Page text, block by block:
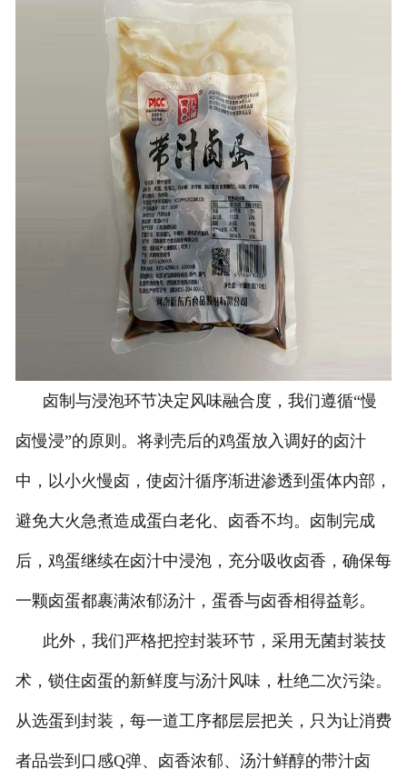
卤制与浸泡环节决定风味融合度，我们遵循“慢
卤慢浸”的原则。将剥壳后的鸡蛋放入调好的卤汁
中，以小火慢卤，使卤汁循序渐进渗透到蛋体内部，
避免大火急煮造成蛋白老化、卤香不均。卤制完成
后，鸡蛋继续在卤汁中浸泡，充分吸收卤香，确保每
一颗卤蛋都裹满浓郁汤汁，蛋香与卤香相得益彰。
此外，我们严格把控封装环节，采用无菌封装技
术，锁住卤蛋的新鲜度与汤汁风味，杜绝二次污染。
从选蛋到封装，每一道工序都层层把关，只为让消费
者品尝到口感Q弹、卤香浓郁、汤汁鲜醇的带汁卤